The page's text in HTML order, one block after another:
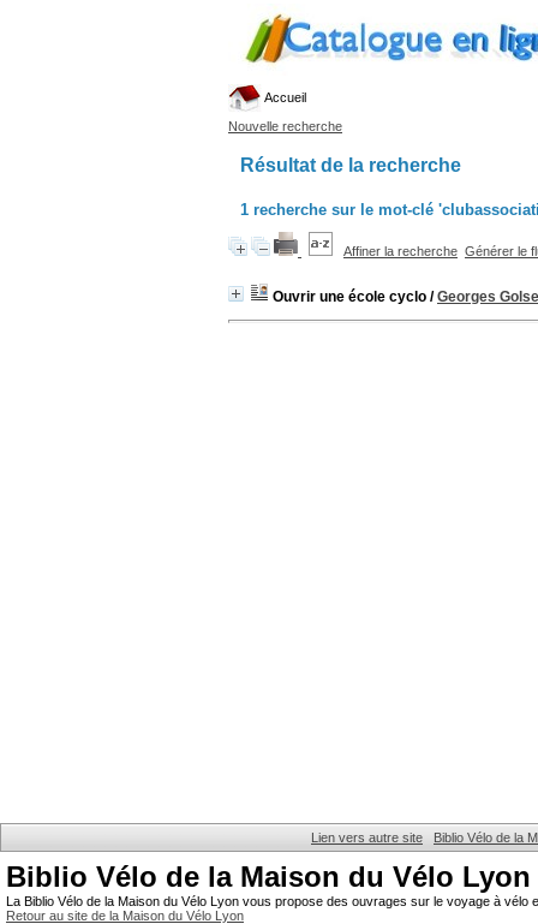
Accueil
Nouvelle recherche
Résultat de la recherche
1 recherche sur le mot-clé
Affiner la recherche Générer le
Ouvrir une école cyclo /Georges Golse
Lien vers autre site Biblio Vélo de la
Biblio Vélo de la Maison du Vélo Lyon
La Biblio Vélo de la Maison du Vélo Lyon vous propose des ouvrages sur le voyage à
Retour au site de la Maison du Vélo Lyon